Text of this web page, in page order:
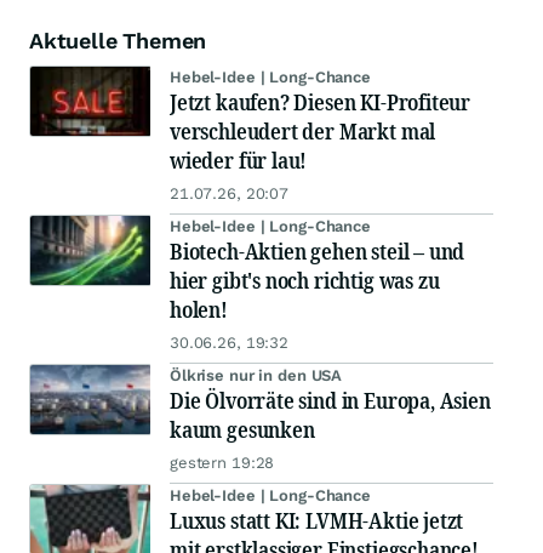
Aktuelle Themen
Hebel-Idee | Long-Chance
Jetzt kaufen? Diesen KI-Profiteur
verschleudert der Markt mal
wieder für lau!
21.07.26, 20:07
Hebel-Idee | Long-Chance
Biotech-Aktien gehen steil – und
hier gibt's noch richtig was zu
holen!
30.06.26, 19:32
Ölkrise nur in den USA
Die Ölvorräte sind in Europa, Asien
kaum gesunken
gestern 19:28
Hebel-Idee | Long-Chance
Luxus statt KI: LVMH-Aktie jetzt